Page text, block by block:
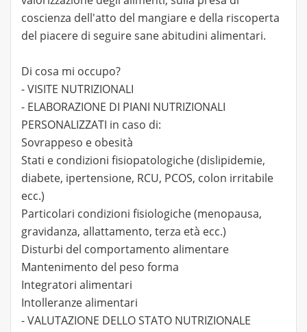
coscienza dell'atto del mangiare e della riscoperta
del piacere di seguire sane abitudini alimentari.
Di cosa mi occupo?
- VISITE NUTRIZIONALI
- ELABORAZIONE DI PIANI NUTRIZIONALI
PERSONALIZZATI in caso di:
Sovrappeso e obesità
Stati e condizioni fisiopatologiche (dislipidemie,
diabete, ipertensione, RCU, PCOS, colon irritabile
ecc.)
Particolari condizioni fisiologiche (menopausa,
gravidanza, allattamento, terza età ecc.)
Disturbi del comportamento alimentare
Mantenimento del peso forma
Integratori alimentari
Intolleranze alimentari
- VALUTAZIONE DELLO STATO NUTRIZIONALE